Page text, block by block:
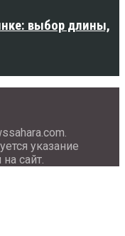
выбор длины,
указание
сайт.